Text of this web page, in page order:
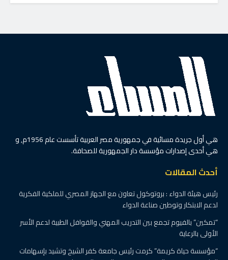
هي أول جريدة مسائية في جمهورية مصر العربية تأسست عام 1956م, و
هي أحدى إصدارات مؤسسة دار الجمهورية للصحافة.
أحدث المقالات
رئيس هيئة الدواء : بروتوكول تعاون مع الجهاز المصري للملكية الفكرية
لدعم الابتكار وتوطين صناعة الدواء
“تمكين” بالفيوم تجمع بين التدريب المهني والقوافل الطبية لدعم الأسر
الأولى بالرعاية
“مؤسسة حياة كريمة” كرمت رئيس جامعة كفر الشيخ وتشيد بإسهامات